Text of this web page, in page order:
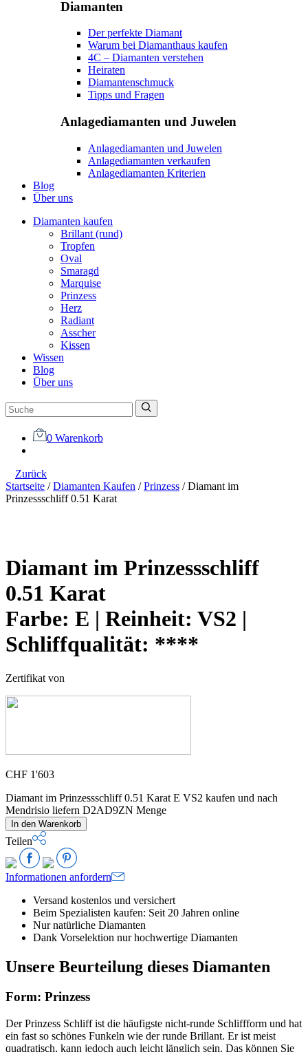
Diamanten
Der perfekte Diamant
Warum bei Diamanthaus kaufen
4C – Diamanten verstehen
Heiraten
Diamantenschmuck
Tipps und Fragen
Anlagediamanten und Juwelen
Anlagediamanten und Juwelen
Anlagediamanten verkaufen
Anlagediamanten Kriterien
Blog
Über uns
Diamanten kaufen
Brillant (rund)
Tropfen
Oval
Smaragd
Marquise
Prinzess
Herz
Radiant
Asscher
Kissen
Wissen
Blog
Über uns
0 Warenkorb
Zurück
Startseite /Diamanten Kaufen /Prinzess /Diamant im
Prinzessschliff 0.51 Karat
Diamant im Prinzessschliff
0.51 Karat
Farbe: E | Reinheit: VS2 |
Schliffqualität: ****
Zertifikat von
CHF 1'603
Diamant im Prinzessschliff 0.51 Karat E VS2 kaufen und nach
Mendrisio liefern D2AD9ZN Menge
In den Warenkorb
Teilen
Informationen anfordern
Versand kostenlos und versichert
Beim Spezialisten kaufen: Seit 20 Jahren online
Nur natürliche Diamanten
Dank Vorselektion nur hochwertige Diamanten
Unsere Beurteilung dieses Diamanten
Form: Prinzess
Der Prinzess Schliff ist die häufigste nicht-runde Schliffform und hat
ein fast so schönes Funkeln wie der runde Brillant. Er ist meist
quadratisch, kann jedoch auch leicht länglich sein. Das können Sie